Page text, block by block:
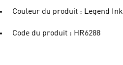
Couleur du produit : Legend Ink
Code du produit : HR6288